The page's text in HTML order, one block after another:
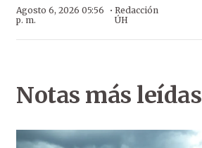
Agosto 6, 2026 05:56
p. m.
· Redacción
ÚH
Notas más leídas